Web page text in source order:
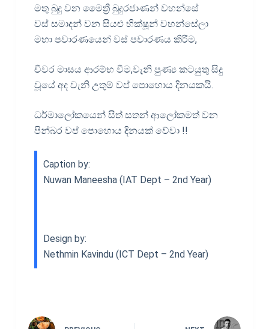
මතු බුදු වන මෛත්‍රී බුදුරජාණන් වහන්සේ
වස් සමාදන් වන සියළු භික්ෂූන් වහන්සේලා
මහා පවාරණයෙන් වස් පවාරණය කිරීම,
චීවර මාසය ආරම්භ වීම,වැනි පුණ්‍ය කටයුතු සිදු
වූයේ අද වැනි උතුම් වප් පොහොය දිනයකයි.
ධර්මාලෝකයෙන් සිත් සතන් ආලෝකමත් වන
පින්බර වප් පොහොය දිනයක් වේවා !!
Caption by:
Nuwan Maneesha (IAT Dept – 2nd Year)
Design by:
Nethmin Kavindu (ICT Dept – 2nd Year)